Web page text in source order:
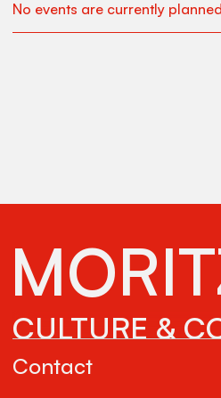
No events are currently
Contact
CULTURE &